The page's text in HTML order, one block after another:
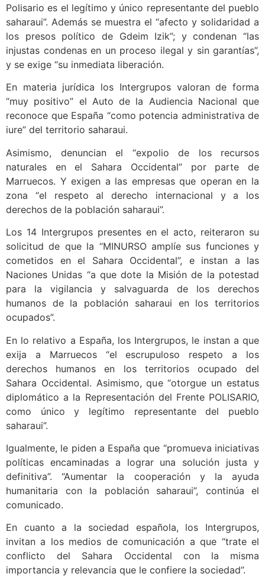
Polisario es el legítimo y único representante del pueblo
saharaui”. Además se muestra el “afecto y solidaridad a
los presos político de Gdeim Izik”; y condenan “las
injustas condenas en un proceso ilegal y sin garantías”,
y se exige “su inmediata liberación.
En materia jurídica los Intergrupos valoran de forma
“muy positivo” el Auto de la Audiencia Nacional que
reconoce que España “como potencia administrativa de
iure” del territorio saharaui.
Asimismo, denuncian el “expolio de los recursos
naturales en el Sahara Occidental” por parte de
Marruecos. Y exigen a las empresas que operan en la
zona “el respeto al derecho internacional y a los
derechos de la población saharaui”.
Los 14 Intergrupos presentes en el acto, reiteraron su
solicitud de que la “MINURSO amplíe sus funciones y
cometidos en el Sahara Occidental”, e instan a las
Naciones Unidas “a que dote la Misión de la potestad
para la vigilancia y salvaguarda de los derechos
humanos de la población saharaui en los territorios
ocupados”.
En lo relativo a España, los Intergrupos, le instan a que
exija a Marruecos “el escrupuloso respeto a los
derechos humanos en los territorios ocupado del
Sahara Occidental. Asimismo, que “otorgue un estatus
diplomático a la Representación del Frente POLISARIO,
como único y legítimo representante del pueblo
saharaui”.
Igualmente, le piden a España que “promueva iniciativas
políticas encaminadas a lograr una solución justa y
definitiva”. “Aumentar la cooperación y la ayuda
humanitaria con la población saharaui”, continúa el
comunicado.
En cuanto a la sociedad española, los Intergrupos,
invitan a los medios de comunicación a que “trate el
conflicto del Sahara Occidental con la misma
importancia y relevancia que le confiere la sociedad”.